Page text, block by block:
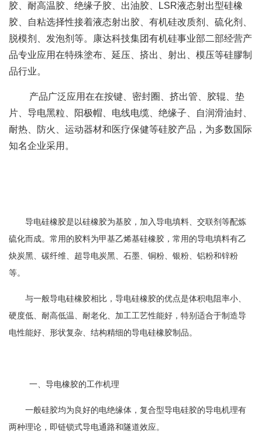
胶、耐高温胶、绝缘子胶、出油胶、LSR液态射出型硅橡
胶、自粘选择性接着液态射出胶、有机硅改质剂、硫化剂、
脱模剂、发泡剂等。康达科技集团有机硅事业部二部经营产
品专业应用在特殊塗布、延压、㨈出、射出、模压等硅膠制
品行业。
产品广泛应用在在按键、密封圈、挤出管、胶辊、垫
片、导电黑粒、阳极帽、电线电缆、绝缘子、自润滑油封、
耐热、防火、运动器材和医疗保健等硅胶产品，为多数国际
知名企业采用。
导电硅橡胶是以硅橡胶为基胶，加入导电填料、交联剂等配炼
硫化而成。常用的胶料为甲基乙烯基硅橡胶，常用的导电填料有乙
炔炭黑、碳纤维、超导电炭黑、石墨、铜粉、银粉、铝粉和锌粉
等。
与一般导电硅橡胶相比，导电硅橡胶的优点是体积电阻率小、
硬度低、耐高低温、耐老化、加工工艺性能好，特别适合于制造导
电性能好、形状复杂、结构精细的导电硅橡胶制品。
一、导电橡胶的工作机理
一般硅胶均为良好的电绝缘体，复合型导电硅胶的导电机理有
两种理论，即链锁式导电通路和隧道效应。